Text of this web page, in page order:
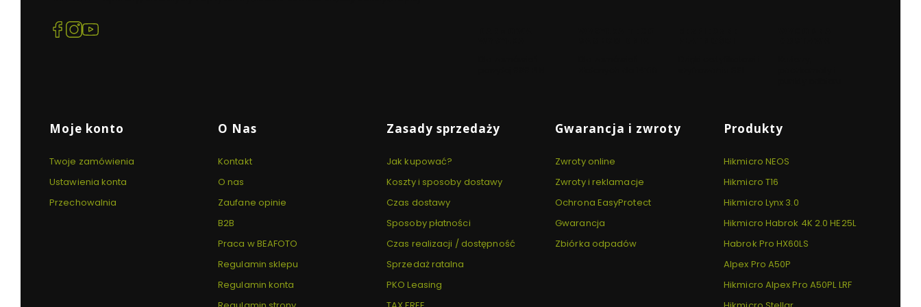
(Otwiera
(Otwiera
(Otwiera
Linki w stopce
Moje konto
Twoje zamówienia
Ustawienia konta
Przechowalnia
O Nas
Kontakt
O nas
Zaufane opinie
B2B
Praca w BEAFOTO
Regulamin sklepu
Regulamin konta
Zasady sprzedaży
Jak kupować?
Koszty i sposoby dostawy
Czas dostawy
Sposoby płatności
Czas realizacji / dostępność
Sprzedaż ratalna
PKO Leasing
Gwarancja i zwroty
Zwroty online
Zwroty i reklamacje
Ochrona EasyProtect
Gwarancja
Zbiórka odpadów
Produkty
Hikmicro NEOS
Hikmicro T16
Hikmicro Lynx 3.0
Hikmicro Habrok 4K 2.0 HE25L
Habrok Pro HX60LS
Alpex Pro A50P
Hikmicro Alpex Pro A50PL LRF